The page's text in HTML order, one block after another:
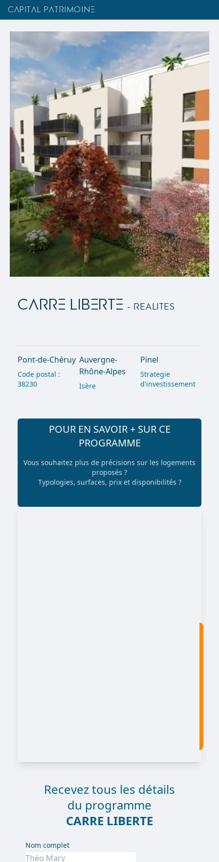
CAPITAL PATRIMOINE
CARRE LIBERTE - Realites
Pont-de-Chéruy
Code postal :
38230
Auvergne-
Rhône-Alpes
Isère
Pinel
Strategie
d'investissement
POUR EN SAVOIR + SUR CE
PROGRAMME
Vous souhaitez plus de précisions sur les logements
proposés ?
Typologies, surfaces, prix et disponibilités ?
Recevez tous les détails
du programme
CARRE LIBERTE
Nom complet